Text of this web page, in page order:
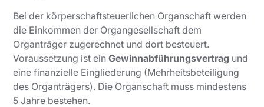
Bei der körperschaftsteuerlichen Organschaft werden
die Einkommen der Organgesellschaft dem
Organträger zugerechnet und dort besteuert.
Voraussetzung ist einGewinnabführungsvertrag und
eine finanzielle Eingliederung (Mehrheitsbeteiligung
des Organträgers). Die Organschaft muss mindestens
5 Jahre bestehen.